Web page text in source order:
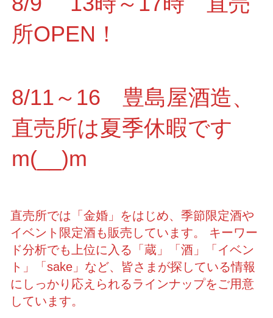
所OPEN！
8/11～16 豊島屋酒造、
直売所は夏季休暇です
m(__)m
直売所では「金婚」をはじめ、季節限定酒や
イベント限定酒も販売しています。 キーワー
ド分析でも上位に入る「蔵」「酒」「イベン
ト」「sake」など、皆さまが探している情報
にしっかり応えられるラインナップをご用意
しています。